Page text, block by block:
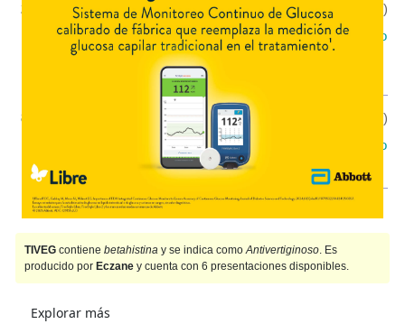
24 mg comp.x 60 $42.695,42
(13/07/26)
IOMA
Cobertura Monto Fijo
$19.373,33
8 mg comp.x 60 $22.181,64
(13/07/26)
Cobertura Monto Fijo
OS$19.373,33 AF$2.808,31
TIVEG contiene betahistina y se indica comoAntivertiginoso. Es
producido por Eczane y cuenta con 6 presentaciones disponibles.
Explorar más